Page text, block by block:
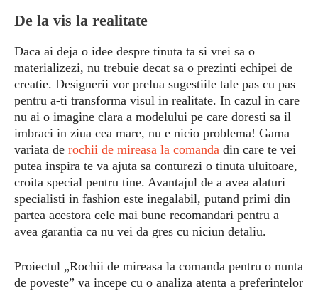
De la vis la realitate
Daca ai deja o idee despre tinuta ta si vrei sa o
materializezi, nu trebuie decat sa o prezinti echipei de
creatie. Designerii vor prelua sugestiile tale pas cu pas
pentru a-ti transforma visul in realitate. In cazul in care
nu ai o imagine clara a modelului pe care doresti sa il
imbraci in ziua cea mare, nu e nicio problema! Gama
variata de rochii de mireasa la comanda din care te vei
putea inspira te va ajuta sa conturezi o tinuta uluitoare,
croita special pentru tine. Avantajul de a avea alaturi
specialisti in fashion este inegalabil, putand primi din
partea acestora cele mai bune recomandari pentru a
avea garantia ca nu vei da gres cu niciun detaliu.
Proiectul „Rochii de mireasa la comanda pentru o nunta
de poveste” va incepe cu o analiza atenta a preferintelor